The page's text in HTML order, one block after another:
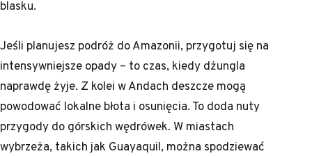
blasku.
Jeśli planujesz podróż do Amazonii, przygotuj się na
intensywniejsze opady – to czas, kiedy dżungla
naprawdę żyje. Z kolei w Andach deszcze mogą
powodować lokalne błota i osunięcia. To doda nuty
przygody do górskich wędrówek. W miastach
wybrzeża, takich jak Guayaquil, można spodziewać